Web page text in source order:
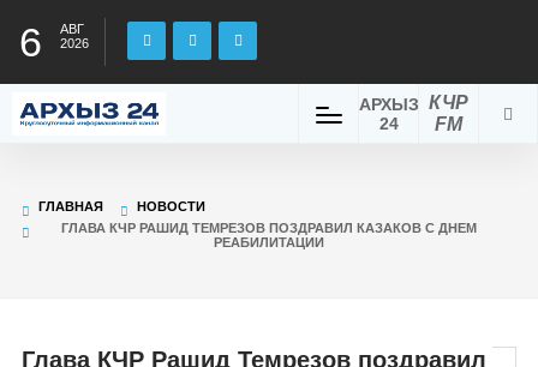
6
АВГ
2026
КЧР
FM
АРХЫЗ
24
ГЛАВНАЯ
НОВОСТИ
ГЛАВА КЧР РАШИД ТЕМРЕЗОВ ПОЗДРАВИЛ КАЗАКОВ С ДНЕМ
РЕАБИЛИТАЦИИ
Глава КЧР Рашид Темрезов поздравил